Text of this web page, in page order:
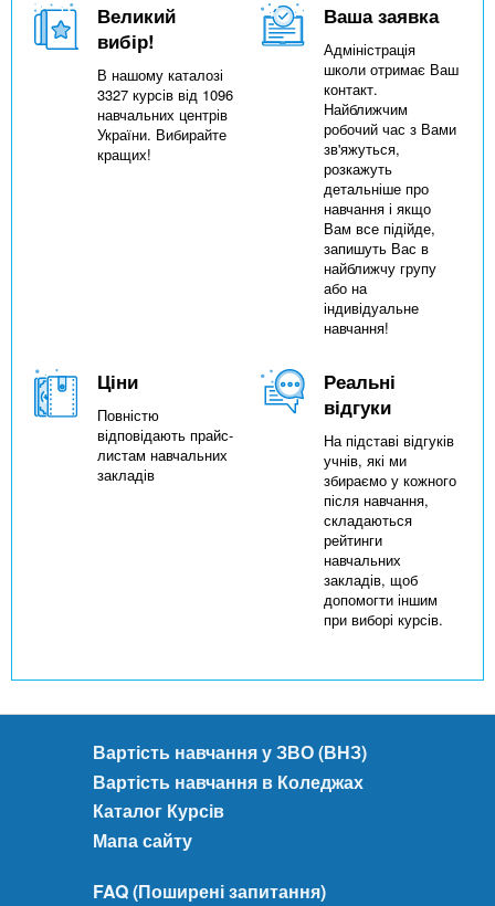
Великий
вибір!
В нашому каталозі
3327 курсів від 1096
навчальних центрів
України. Вибирайте
кращих!
Ваша заявка
Адміністрація
школи отримає Ваш
контакт.
Найближчим
робочий час з Вами
зв'яжуться,
розкажуть
детальніше про
навчання і якщо
Вам все підійде,
запишуть Вас в
найближчу групу
або на
індивідуальне
навчання!
Ціни
Повністю
відповідають прайс-
листам навчальних
закладів
Реальні
відгуки
На підставі відгуків
учнів, які ми
збираємо у кожного
після навчання,
складаються
рейтинги
навчальних
закладів, щоб
допомогти іншим
при виборі курсів.
Вартість навчання у ЗВО (ВНЗ)
Вартість навчання в Коледжах
Каталог Курсів
Мапа сайту
FAQ (Поширені запитання)